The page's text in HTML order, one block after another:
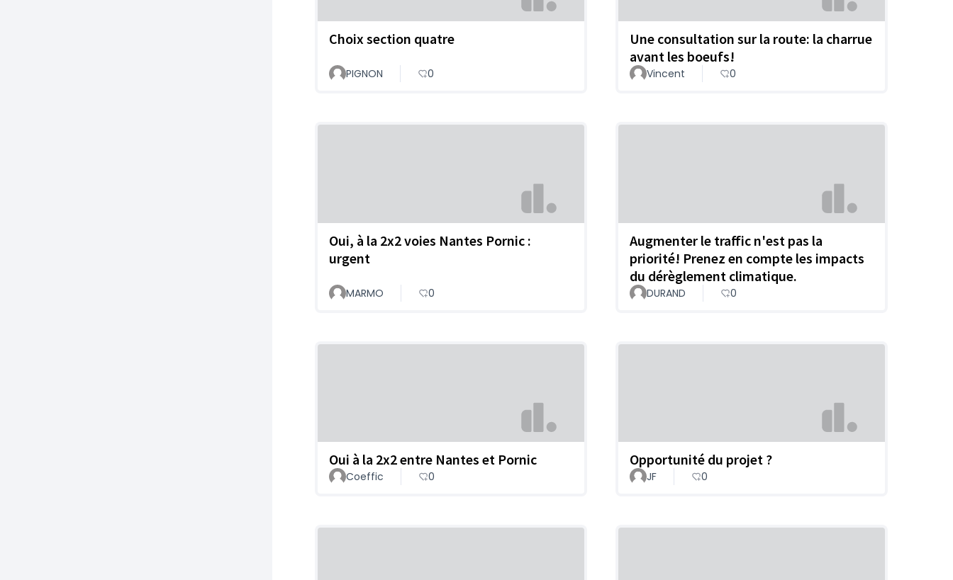
Choix section quatre
PIGNON 0
Une consultation sur la route: la charrue
avant les boeufs!
Vincent 0
Oui, à la 2x2 voies Nantes Pornic :
urgent
MARMO 0
Augmenter le traffic n'est pas la
priorité! Prenez en compte les impacts
du dérèglement climatique.
DURAND 0
Oui à la 2x2 entre Nantes et Pornic
Coeffic 0
Opportunité du projet ?
JF 0